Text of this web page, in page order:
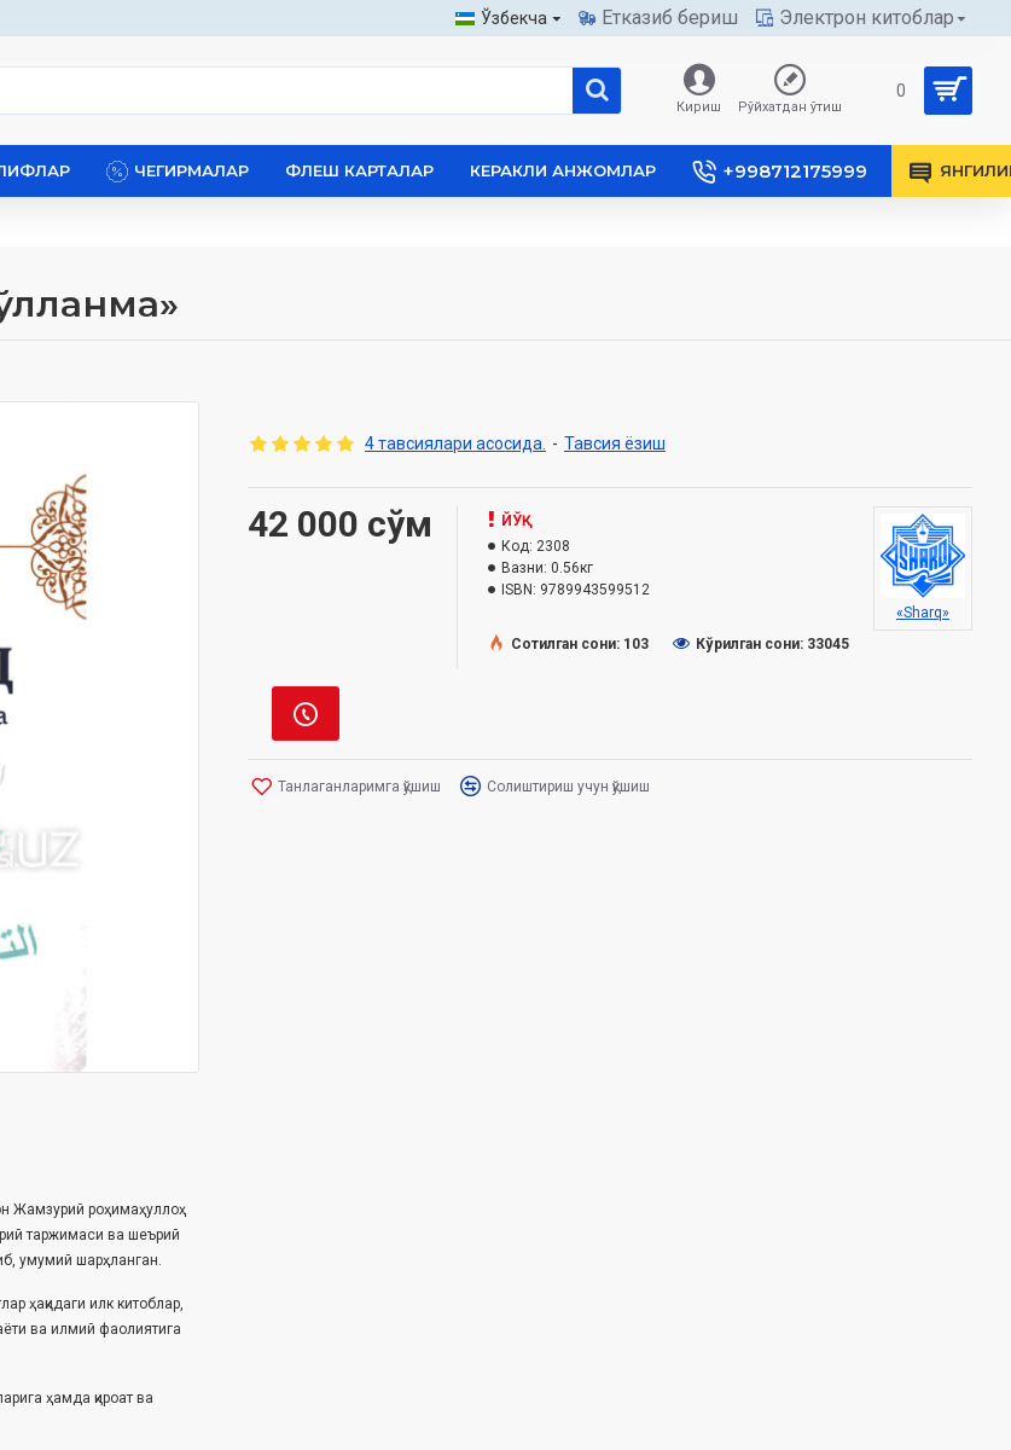
Ўзбекча Етказиб бериш Электрон китоблар
Кириш Рўйхатдан ўтиш
0
ЧЕГИРМАЛАР ФЛЕШ КАРТАЛАР КЕРАКЛИ АНЖОМЛАР +998712175999
Жамзурий роҳимаҳуллоҳ
таржимаси ва шеърий
умумий шарҳланган.
ҳақидаги илк китоблар,
ва илмий фаолиятига
ҳамда қироат ва
4 тавсиялари асосида. - Тавсия ёзиш
42 000 сўм
ЙЎҚ
Код: 2308
Вазни: 0.56кг
ISBN: 9789943599512
«Sharq»
Сотилган сони: 103
Кўрилган сони: 33045
Танлаганларимга қўшиш Солиштириш учун қўшиш